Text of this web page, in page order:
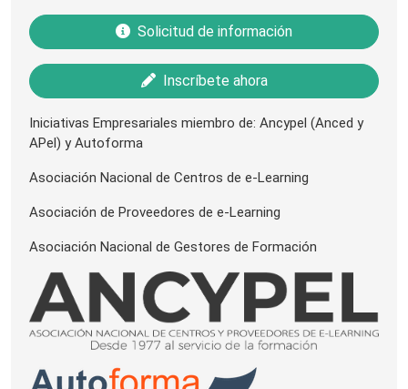
Solicitud de información
Inscríbete ahora
Iniciativas Empresariales miembro de: Ancypel (Anced y
APel) y Autoforma
Asociación Nacional de Centros de e-Learning
Asociación de Proveedores de e-Learning
Asociación Nacional de Gestores de Formación